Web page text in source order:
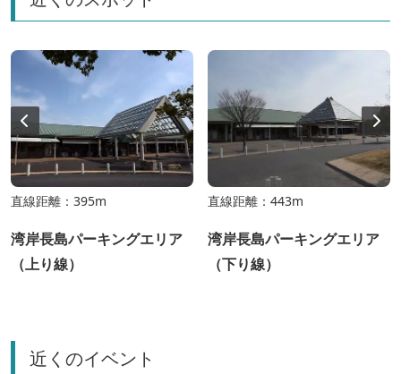
直線距離：395m
湾岸長島パーキングエリア
（上り線）
直線距離：443m
湾岸長島パーキングエリア
（下り線）
近くのイベント